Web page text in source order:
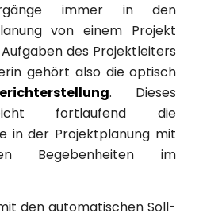
immer in den
von einem Projekt
des Projektleiters
gehört also die optisch
. Dieses
fortlaufend die
in der Projektplanung mit
Begebenheiten im
den automatischen Soll-